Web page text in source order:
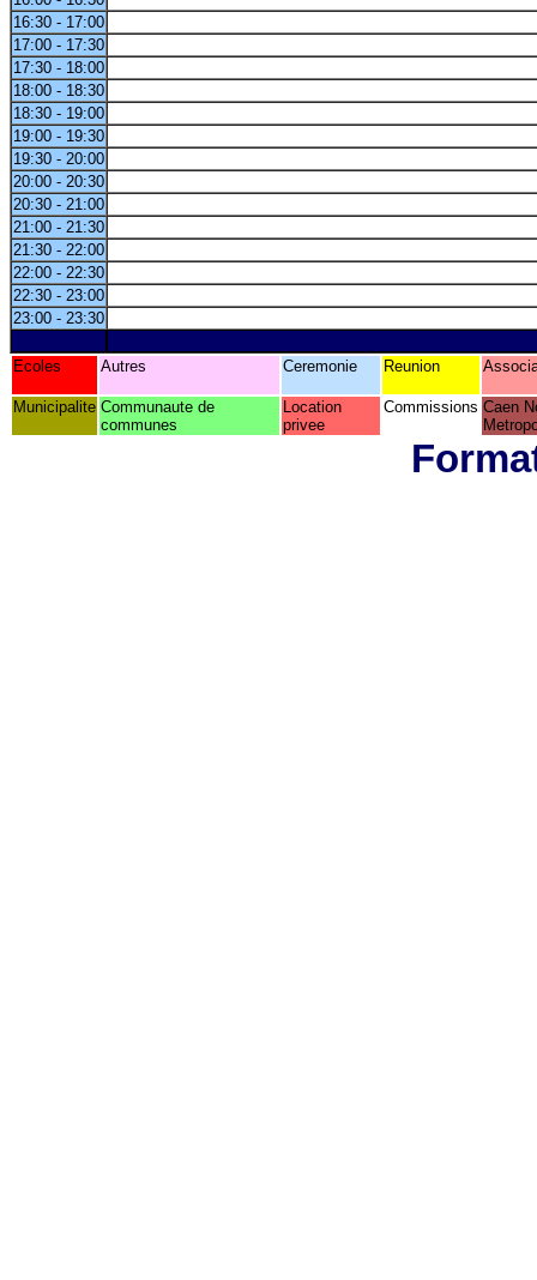
16:30 - 17:00
17:00 - 17:30
17:30 - 18:00
18:00 - 18:30
18:30 - 19:00
19:00 - 19:30
19:30 - 20:00
20:00 - 20:30
20:30 - 21:00
21:00 - 21:30
21:30 - 22:00
22:00 - 22:30
22:30 - 23:00
23:00 - 23:30
Ecoles Autres Ceremonie Reunion
Municipalite Communaute de
communes
Location
privee
Commissions Caen